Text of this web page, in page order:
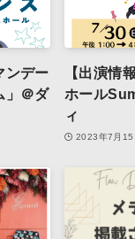
ンデー
」＠ダ
【出演情
ホール
ィ
2023年7月15